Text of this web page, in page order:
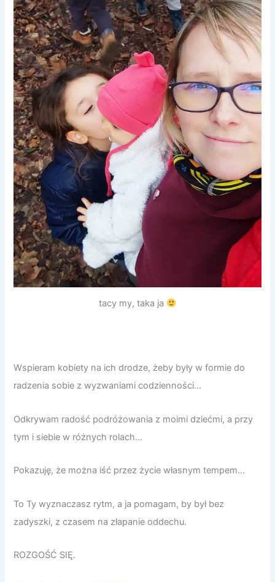
tacy my, taka ja
Wspieram kobiety na ich drodze, żeby były w formie do
radzenia sobie z wyzwaniami codzienności…
Odkrywam radość podróżowania z moimi dziećmi, a przy
tym i siebie w różnych rolach…
Pokazuję, że można iść przez życie własnym tempem…
To Ty wyznaczasz rytm, a ja pomagam, by był bez
zadyszki, z czasem na złapanie oddechu.
ROZGOŚĆ SIĘ.